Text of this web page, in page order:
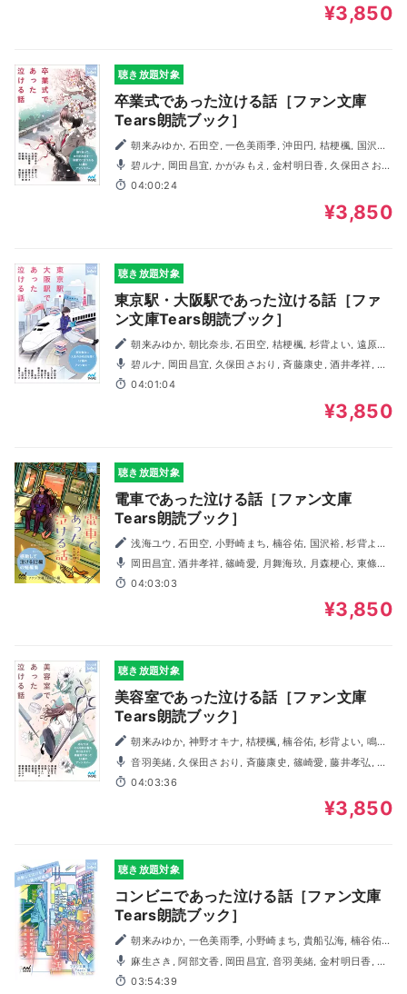
¥3,850
聴き放題対象
卒業式であった泣ける話［ファン文庫
Tears朗読ブック］
朝来みゆか, 石田空, 一色美雨季, 沖田円, 桔梗楓, 国沢裕,
霜月りつ, 杉背よい, 猫屋ちゃき, 日野裕太郎, 水城正太郎, 溝
口智子
碧ルナ, 岡田昌宜, かがみもえ, 金村明日香, 久保田さお
り, 斉藤康史, 酒井孝祥, 篠崎愛, 藤井孝弘, 丸山エレキ,
WAKASAYURI, わたなべかずひろ
04:00:24
¥3,850
聴き放題対象
東京駅・大阪駅であった泣ける話［ファ
ン文庫Tears朗読ブック］
朝来みゆか, 朝比奈歩, 石田空, 桔梗楓, 杉背よい, 遠原嘉
乃, 猫屋ちゃき, 鳩見すた, ひらび久美, 水城正太郎, 溝口智
子, 矢凪
碧ルナ, 岡田昌宜, 久保田さおり, 斉藤康史, 酒井孝祥, 小
路文子, 早川昌佐, 白蘭, 藤井孝弘, WAKASAYURI, わたなべ
かずひろ
04:01:04
¥3,850
聴き放題対象
電車であった泣ける話［ファン文庫
Tears朗読ブック］
浅海ユウ, 石田空, 小野崎まち, 楠谷佑, 国沢裕, 杉背よい,
那識あきら, 猫屋ちゃき, 浜野稚子, 溝口智子, 迎ラミン, 矢凪
輔, 日南友里, 藤井孝弘, 観月咲良, 夢咲叶, WAKASAYURI
04:03:03
¥3,850
聴き放題対象
美容室であった泣ける話［ファン文庫
Tears朗読ブック］
朝来みゆか, 神野オキナ, 桔梗楓, 楠谷佑, 杉背よい, 鳴海
澪, 猫屋ちゃき, 鳩見すた, 浜野稚子, ひらび久美, 溝口智子,
矢凪
音羽美緒, 久保田さおり, 斉藤康史, 篠崎愛, 藤井孝弘, 眞
壁ゆみ, 丸山エレキ, 山下大輝, 吉川雅子, WAKASAYURI, わ
たなべかずひろ
04:03:36
¥3,850
聴き放題対象
コンビニであった泣ける話［ファン文庫
Tears朗読ブック］
朝来みゆか, 一色美雨季, 小野崎まち, 貴船弘海, 楠谷佑,
杉背よい, 天ヶ森雀, 遠原嘉乃, 猫屋ちゃき, ひらび久美, 溝口
智子, 矢凪
井孝祥, 篠崎愛, 藤原真聖, 丸山エレキ, 撫養佑樹, 吉川雅子,
わたなべかずひろ
03:54:39